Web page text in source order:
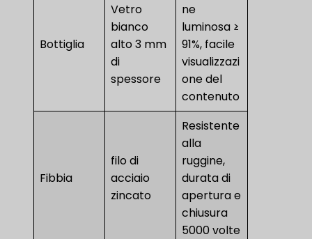
Bottiglia
Vetro
bianco
alto 3 mm
di
spessore
ne
luminosa ≥
91%, facile
visualizzazi
one del
contenuto
Fibbia
filo di
acciaio
zincato
Resistente
alla
ruggine,
durata di
apertura e
chiusura
5000 volte